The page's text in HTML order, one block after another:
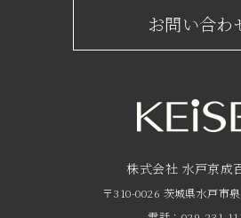
ショップからのお知らせ
フロアガイド
サービスのご案内
京成友の会
京成ポイントカードにつ
お問い合わ
株式会社 水戸京成
〒310-0026 茨城県水戸市